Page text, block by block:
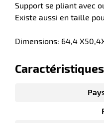
Support se pliant avec
Existe aussi en taille
Dimensions: 64,4
Caractéristiques